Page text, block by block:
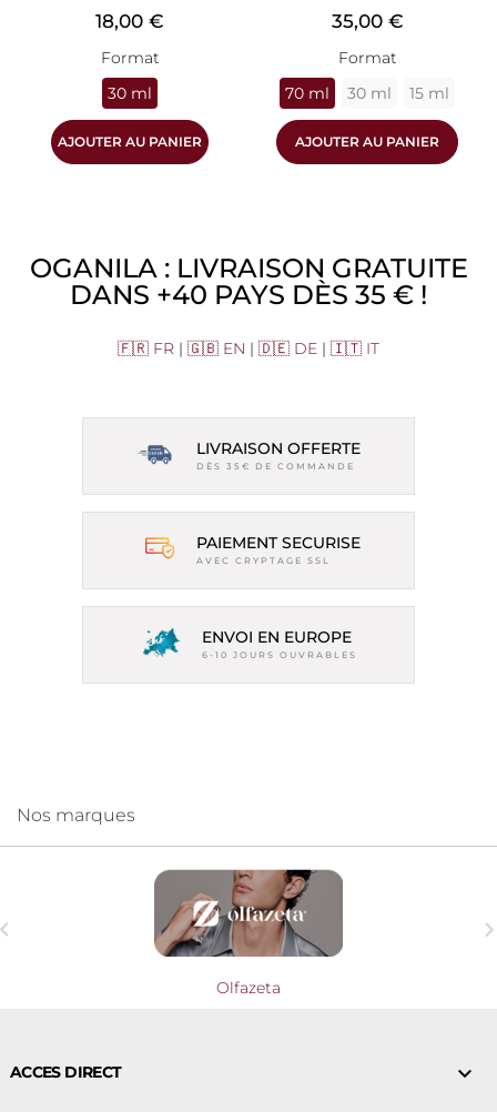
Prix
18,00 €
Format
30 ml
AJOUTER AU PANIER
Prix
35,00 €
Format
70 ml
30 ml 15 ml
AJOUTER AU PANIER
OGANILA : LIVRAISON GRATUITE
DANS +40 PAYS DÈS 35 € !
🇫🇷 FR | 🇬🇧 EN | 🇩🇪 DE | 🇮🇹 IT
LIVRAISON OFFERTE
DÈS 35€ DE COMMANDE
PAIEMENT SECURISE
AVEC CRYPTAGE SSL
ENVOI EN EUROPE
6-10 JOURS OUVRABLES
Nos marques
Olfazeta
ACCES DIRECT 